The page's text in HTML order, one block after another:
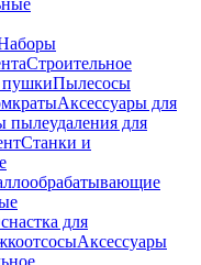
Строительное
пушкиПылесосы
Аксессуары для
пылеудаления для
Станки и
для
Аксессуары